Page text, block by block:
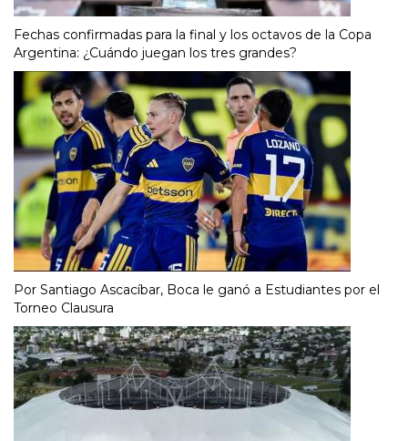
Fechas confirmadas para la final y los octavos de la Copa
Argentina: ¿Cuándo juegan los tres grandes?
Por Santiago Ascacíbar, Boca le ganó a Estudiantes por el
Torneo Clausura